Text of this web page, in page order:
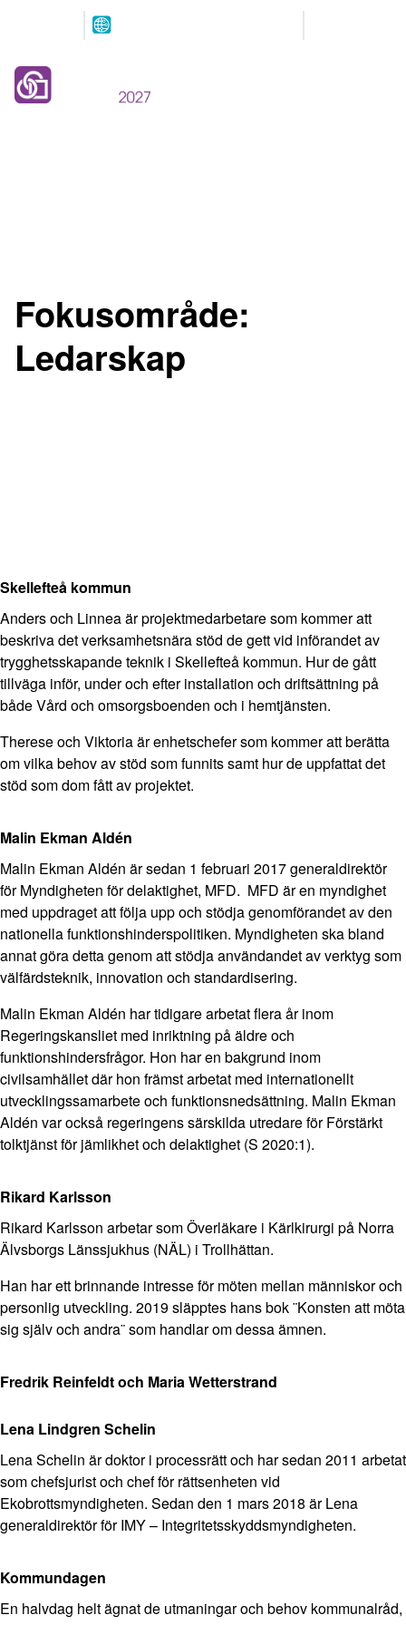
Fokusområde:
Ledarskap
Skellefteå kommun
Anders och Linnea är projektmedarbetare som kommer att
beskriva det verksamhetsnära stöd de gett vid införandet av
trygghetsskapande teknik i Skellefteå kommun. Hur de gått
tillväga inför, under och efter installation och driftsättning på
både Vård och omsorgsboenden och i hemtjänsten.
Therese och Viktoria är enhetschefer som kommer att berätta
om vilka behov av stöd som funnits samt hur de uppfattat det
stöd som dom fått av projektet.
Malin Ekman Aldén
Malin Ekman Aldén är sedan 1 februari 2017 generaldirektör
för Myndigheten för delaktighet, MFD. MFD är en myndighet
med uppdraget att följa upp och stödja genomförandet av den
nationella funktionshinderspolitiken. Myndigheten ska bland
annat göra detta genom att stödja användandet av verktyg som
välfärdsteknik, innovation och standardisering.
Malin Ekman Aldén har tidigare arbetat flera år inom
Regeringskansliet med inriktning på äldre och
funktionshindersfrågor. Hon har en bakgrund inom
civilsamhället där hon främst arbetat med internationellt
utvecklingssamarbete och funktionsnedsättning. Malin Ekman
Aldén var också regeringens särskilda utredare för Förstärkt
tolktjänst för jämlikhet och delaktighet (S 2020:1).
Rikard Karlsson
Rikard Karlsson arbetar som Överläkare i Kärlkirurgi på Norra
Älvsborgs Länssjukhus (NÄL) i Trollhättan.
Han har ett brinnande intresse för möten mellan människor och
personlig utveckling. 2019 släpptes hans bok ¨Konsten att möta
sig själv och andra¨ som handlar om dessa ämnen.
Fredrik Reinfeldt och Maria Wetterstrand
Lena Lindgren Schelin
Lena Schelin är doktor i processrätt och har sedan 2011 arbetat
som chefsjurist och chef för rättsenheten vid
Ekobrottsmyndigheten. Sedan den 1 mars 2018 är Lena
generaldirektör för IMY – Integritetsskyddsmyndigheten.
Kommundagen
En halvdag helt ägnat de utmaningar och behov kommunalråd,